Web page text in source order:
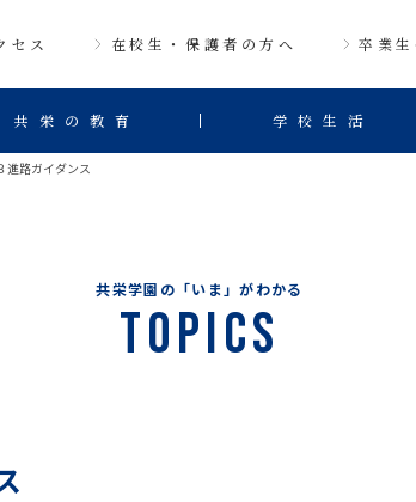
セス 在校生・保護者の方へ 卒業生
共栄の教育 学校生活
進路ガイダンス
共栄学園の「いま」がわかる
Topics